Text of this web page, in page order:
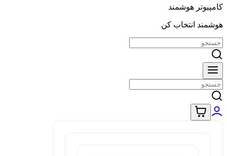
کامپیوتر هوشمند
هوشمند انتخاب کن